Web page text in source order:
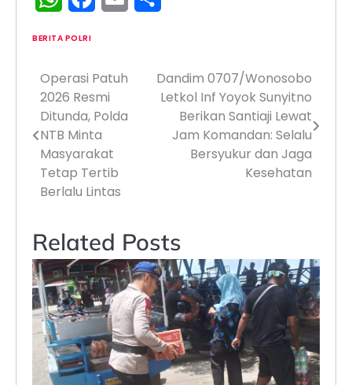
BERITA POLRI
Navigasi
pos
Operasi Patuh
2026 Resmi
Ditunda, Polda
NTB Minta
Masyarakat
Tetap Tertib
Berlalu Lintas
Dandim 0707/Wonosobo
Letkol Inf Yoyok Sunyitno
Berikan Santiaji Lewat
Jam Komandan: Selalu
Bersyukur dan Jaga
Kesehatan
Related Posts